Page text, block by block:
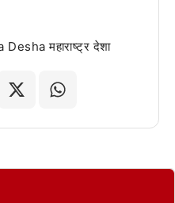
महाराष्ट्र देशा